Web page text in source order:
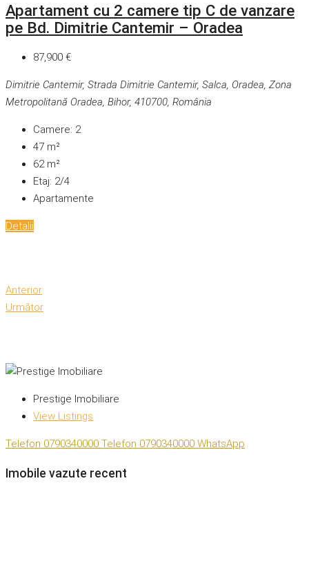
Apartament cu 2 camere tip C de vanzare
pe Bd. Dimitrie Cantemir – Oradea
87,900 €
Dimitrie Cantemir, Strada Dimitrie Cantemir, Salca, Oradea, Zona
Metropolitană Oradea, Bihor, 410700, România
Camere: 2
47 m²
62m²
Etaj: 2/4
Apartamente
Detalii
Anterior
Următor
Prestige Imobiliare
View Listings
Telefon 0790340000 Telefon 0790340000 WhatsApp
Imobile vazute recent